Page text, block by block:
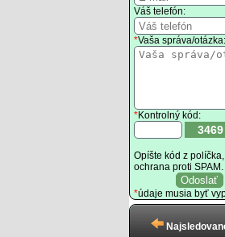
Váš telefón:
*Vaša správa/otázka:
*Kontrolný kód:
3469
Opíšte kód z
ochrana proti SPAM.
*údaje musia byť